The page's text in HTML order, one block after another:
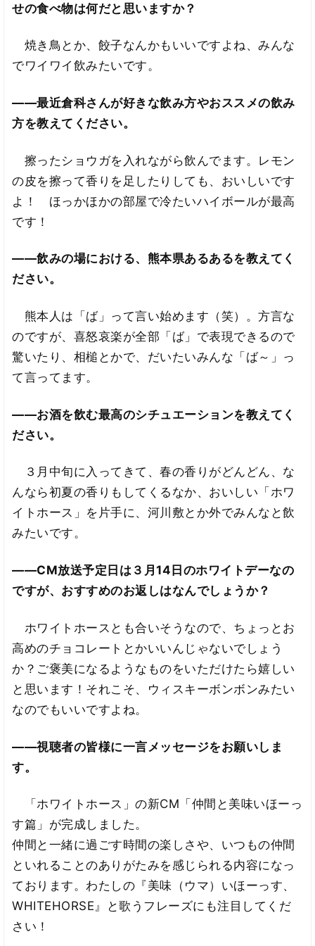
せの食べ物は何だと思いますか？
焼き鳥とか、餃子なんかもいいですよね、みんな
でワイワイ飲みたいです。
――最近倉科さんが好きな飲み方やおススメの飲み
方を教えてください。
擦ったショウガを入れながら飲んでます。レモン
の皮を擦って香りを足したりしても、おいしいです
よ！ ほっかほかの部屋で冷たいハイボールが最高
です！
――飲みの場における、熊本県あるあるを教えてく
ださい。
熊本人は「ば」って言い始めます（笑）。方言な
のですが、喜怒哀楽が全部「ば」で表現できるので
驚いたり、相槌とかで、だいたいみんな「ば～」っ
て言ってます。
――お酒を飲む最高のシチュエーションを教えてく
ださい。
３月中旬に入ってきて、春の香りがどんどん、な
んなら初夏の香りもしてくるなか、おいしい「ホワ
イトホース」を片手に、河川敷とか外でみんなと飲
みたいです。
――CM放送予定日は３月14日のホワイトデーなの
ですが、おすすめのお返しはなんでしょうか？
ホワイトホースとも合いそうなので、ちょっとお
高めのチョコレートとかいいんじゃないでしょう
か？ご褒美になるようなものをいただけたら嬉しい
と思います！それこそ、ウィスキーボンボンみたい
なのでもいいですよね。
――視聴者の皆様に一言メッセージをお願いしま
す。
「ホワイトホース」の新CM「仲間と美味いほーっ
す篇」が完成しました。
仲間と一緒に過ごす時間の楽しさや、いつもの仲間
といれることのありがたみを感じられる内容になっ
ております。わたしの『美味（ウマ）いほーっす、
WHITEHORSE』と歌うフレーズにも注目してくだ
さい！